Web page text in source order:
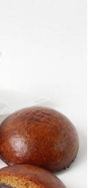
15. 餃子グッズ ＜宇都宮餃子会 事務局＞